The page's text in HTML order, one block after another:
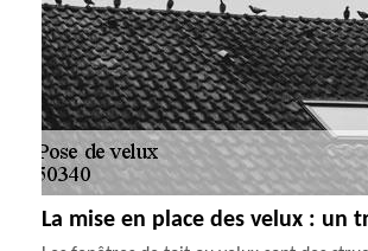
La mise en place des velux : un